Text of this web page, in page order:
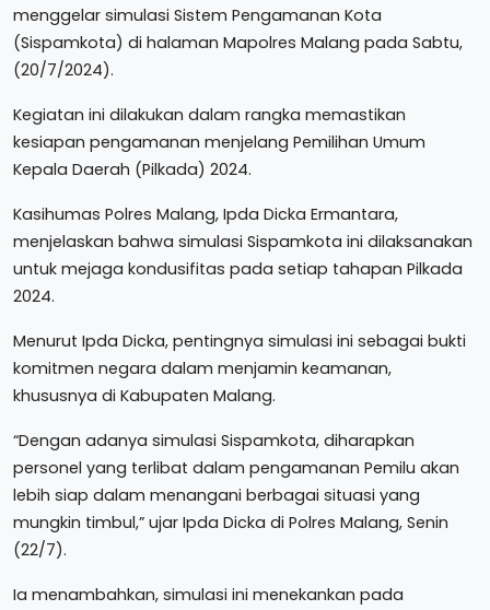
menggelar simulasi Sistem Pengamanan Kota
(Sispamkota) di halaman Mapolres Malang pada Sabtu,
(20/7/2024).
Kegiatan ini dilakukan dalam rangka memastikan
kesiapan pengamanan menjelang Pemilihan Umum
Kepala Daerah (Pilkada) 2024.
Kasihumas Polres Malang, Ipda Dicka Ermantara,
menjelaskan bahwa simulasi Sispamkota ini dilaksanakan
untuk mejaga kondusifitas pada setiap tahapan Pilkada
2024.
Menurut Ipda Dicka, pentingnya simulasi ini sebagai bukti
komitmen negara dalam menjamin keamanan,
khususnya di Kabupaten Malang.
“Dengan adanya simulasi Sispamkota, diharapkan
personel yang terlibat dalam pengamanan Pemilu akan
lebih siap dalam menangani berbagai situasi yang
mungkin timbul,” ujar Ipda Dicka di Polres Malang, Senin
(22/7).
Ia menambahkan, simulasi ini menekankan pada